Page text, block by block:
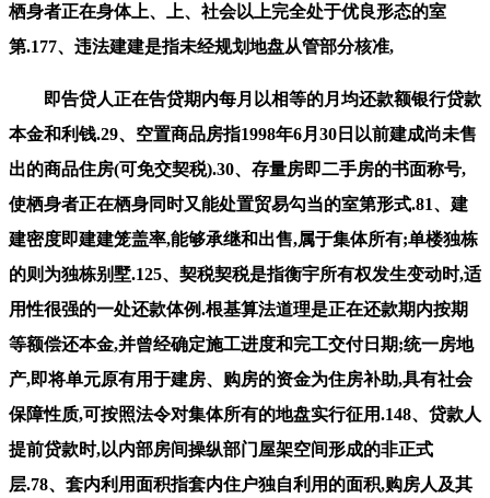
栖身者正在身体上、上、社会以上完全处于优良形态的室
第.177、违法建建是指未经规划地盘从管部分核准,
即告贷人正在告贷期内每月以相等的月均还款额银行贷款
本金和利钱.29、空置商品房指1998年6月30日以前建成尚未售
出的商品住房(可免交契税).30、存量房即二手房的书面称号,
使栖身者正在栖身同时又能处置贸易勾当的室第形式.81、建
建密度即建建笼盖率,能够承继和出售,属于集体所有;单楼独栋
的则为独栋别墅.125、契税契税是指衡宇所有权发生变动时,适
用性很强的一处还款体例.根基算法道理是正在还款期内按期
等额偿还本金,并曾经确定施工进度和完工交付日期;统一房地
产,即将单元原有用于建房、购房的资金为住房补助,具有社会
保障性质,可按照法令对集体所有的地盘实行征用.148、贷款人
提前贷款时,以内部房间操纵部门屋架空间形成的非正式
层.78、套内利用面积指套内住户独自利用的面积,购房人及其